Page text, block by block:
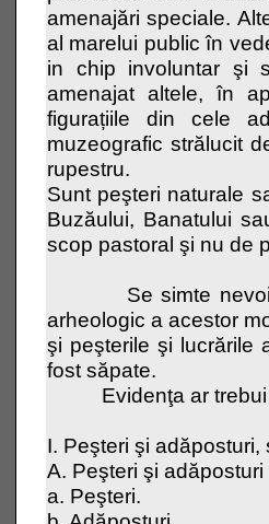
amenajări speciale.
al marelui public în
in chip involuntar şi
amenajat altele, în
figurațiile din cele
muzeografic strălucit
rupestru.
Sunt peşteri naturale
Buzăului, Banatului
scop pastoral şi nu de
Se simte nevoia
arheologic a acestor
şi peşterile şi lucrările
fost săpate.
Evidenţa ar trebui
I. Peşteri şi adăposturi,
A. Peşteri şi
a. Peşteri.